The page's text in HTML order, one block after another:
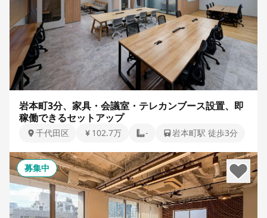
岩本町3分、家具・会議室・テレカンブース設置、即
稼働できるセットアップ
千代田区 102.7万 - 岩本町駅 徒歩3分
募集中